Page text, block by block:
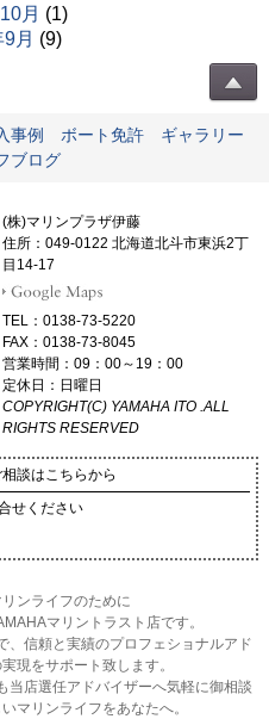
月 (1)
月 (9)
事例 ボート免許
ギャラリー
ブログ
(株)マリンプラザ伊藤
住所：049-0122 北海道北斗市東浜2丁
目14-17
TEL：0138-73-5220
FAX：0138-73-8045
営業時間：09：00～19：00
定休日：日曜日
COPYRIGHT(C) YAMAHA ITO .ALL
RIGHTS RESERVED
談はこちらから
せください
ンライフのために
マリントラスト店です。
、信頼と実績のプロフェショナルアド
現をサポート致します。
当店選任アドバイザーへ気軽に御相談
マリンライフをあなたへ。